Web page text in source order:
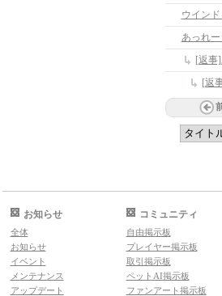
ウイン
あっれー
[返事
[返
お知らせ
全体
お知らせ
イベント
メンテナンス
アップデート
コミュニティ
自由掲示板
プレイヤー掲示板
取引掲示板
ペットAI掲示板
ファンアート掲示板